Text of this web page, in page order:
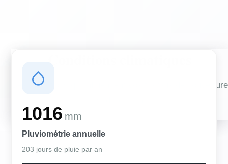
Des conditions qui influencent vos travaux de couverture
1016 mm
Pluviométrie annuelle
203 jours de pluie par an